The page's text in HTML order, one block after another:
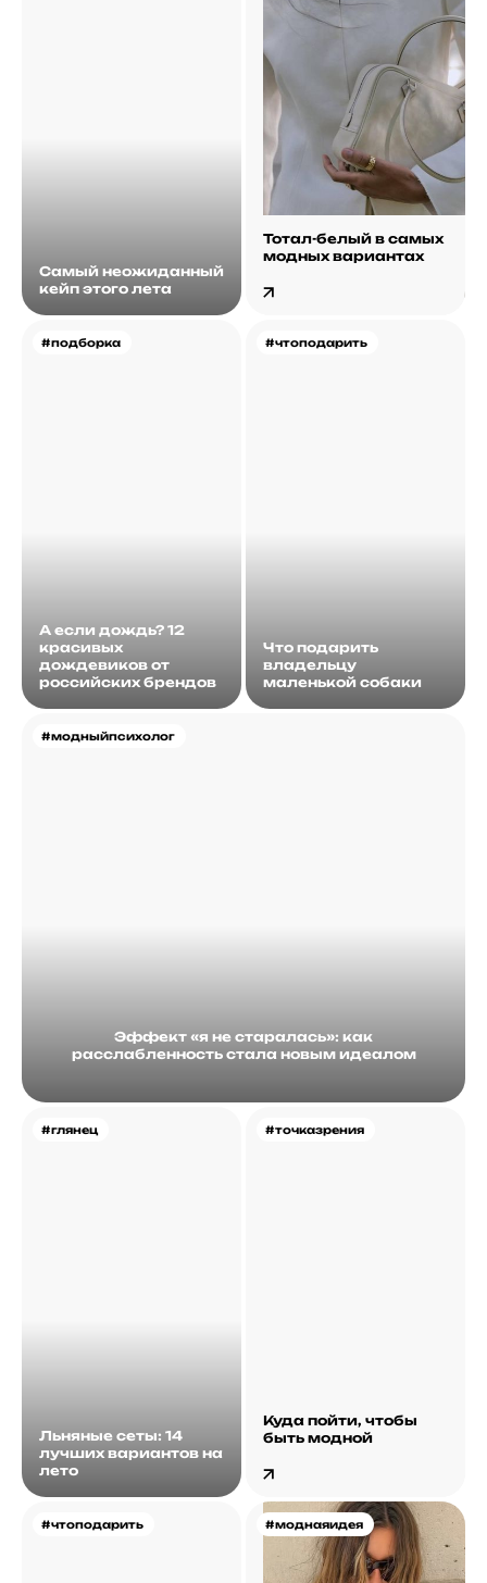
Самый неожиданный
кейп этого лета
Тотал-белый в самых
модных вариантах
#подборка
А если дождь? 12
красивых
дождевиков от
российских брендов
#модныйпсихолог
Эффект «я не старалась»: как
расслабленность стала новым идеалом
#чтоподарить
Что подарить
владельцу
маленькой собаки
#глянец
Льняные сеты: 14
лучших вариантов на
лето
#точказрения
Куда пойти, чтобы
быть модной
#чтоподарить #моднаяидея